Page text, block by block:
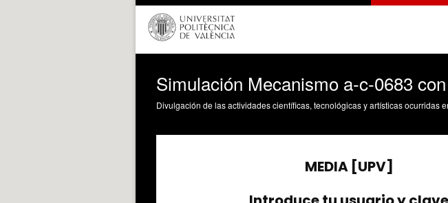
Simulación Mecanismo a-c-0683
Divulgación de las actividades científicas, tecnológicas y artísticas ocurridas